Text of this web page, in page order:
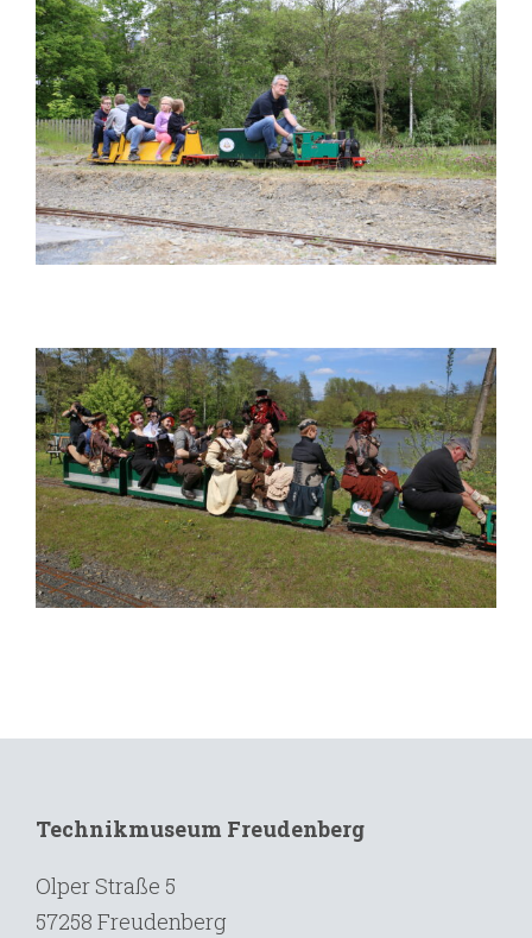
Technikmuseum Freudenberg
Olper Straße 5
57258 Freudenberg